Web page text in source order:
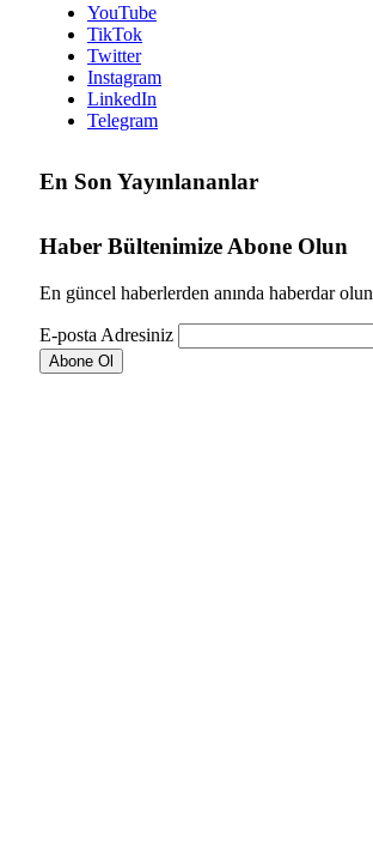
YouTube
TikTok
Twitter
Instagram
LinkedIn
Telegram
En Son Yayınlananlar
Haber Bültenimize Abone Olun
En güncel haberlerden anında haberdar olun
E-posta Adresiniz